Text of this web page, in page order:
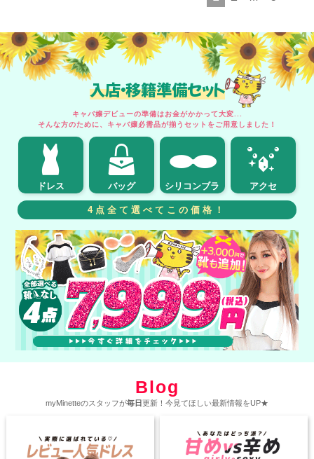
入店・移籍準備セット
キャバ嬢デビューの準備はお金がかかって大変...
そんな方のために、キャバ嬢必需品が揃うセットをご用意しました！
ドレス バッグ シリコンブラ アクセ
4点全て選べてこの価格！
Blog
myMinetteのスタッフが毎日更新！今見てほしい最新情報をUP★